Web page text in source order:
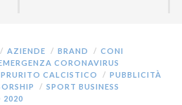
AZIENDE BRAND
CONI
CORONAVIRUS
PRURITO CALCISTICO
PUBBLICITÀ
SPORT BUSINESS
2020